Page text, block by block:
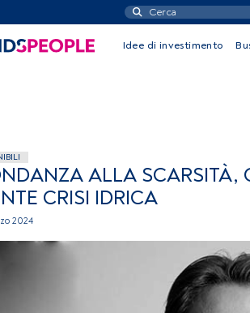
Idee di investimento
ALLA SCARSITÀ,
CRISI IDRICA
2024